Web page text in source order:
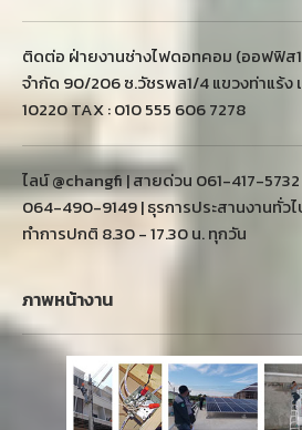
ติดต่อ ฝ่ายงานช่างไฟดอทคอม (ออฟฟิส
จำกัด 90/206 ซ.วัชรพล1/4 แขวงท่าแร้ง
10220 TAX : 010 555 606 7278
ไลน์ @changfi | สายด่วน 061-417-
064-490-9149 | ธุรการประสานงานทั่วไ
ทำการปกติ 8.30 - 17.30 น. ทุกวัน
ภาพหน้างาน